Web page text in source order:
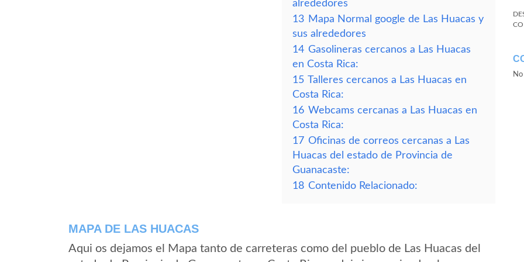
alrededores
13 Mapa Normal google de Las Huacas y
sus alrededores
14 Gasolineras cercanos a Las Huacas
en Costa Rica:
15 Talleres cercanos a Las Huacas en
Costa Rica:
16 Webcams cercanas a Las Huacas en
Costa Rica:
17 Oficinas de correos cercanas a Las
Huacas del estado de Provincia de
Guanacaste:
18 Contenido Relacionado:
MAPA DE LAS HUACAS
Aqui os dejamos el Mapa tanto de carreteras como del pueblo de Las Huacas del